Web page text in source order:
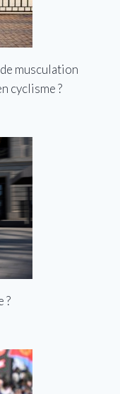
musculation
cyclisme ?
?